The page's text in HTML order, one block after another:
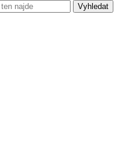
Vyhledat